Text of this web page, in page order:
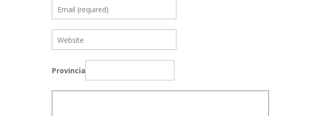
Provincia